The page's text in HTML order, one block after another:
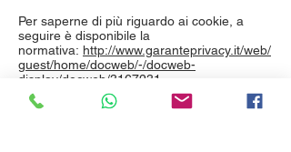
Per saperne di più riguardo ai cookie, a
seguire è disponibile la
normativa: http://www.garanteprivacy.it/web/
guest/home/docweb/-/docweb-
display/docweb/3167231
Link del
garante:
http://www.garanteprivacy.it/cookie